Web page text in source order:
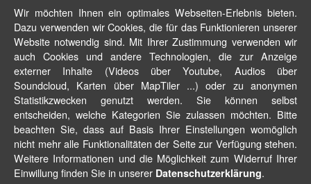
Wir möchten Ihnen ein optimales Webseiten-Erlebnis bieten.
Dazu verwenden wir Cookies, die für das Funktionieren unserer
Website notwendig sind. Mit Ihrer Zustimmung verwenden wir
auch Cookies und andere Technologien, die zur Anzeige
externer Inhalte (Videos über Youtube, Audios über
Soundcloud, Karten über MapTiler ...) oder zu anonymen
Statistikzwecken genutzt werden. Sie können selbst
entscheiden, welche Kategorien Sie zulassen möchten. Bitte
beachten Sie, dass auf Basis Ihrer Einstellungen womöglich
nicht mehr alle Funktionalitäten der Seite zur Verfügung stehen.
Weitere Informationen und die Möglichkeit zum Widerruf Ihrer
Einwillung finden Sie in unserer Datenschutzerklärung.